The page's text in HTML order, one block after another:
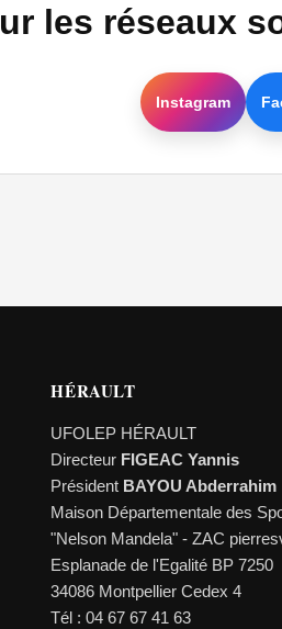
les réseaux
Instagram
HÉRAULT
UFOLEP HÉRAULT
Directeur FIGEAC Yannis
Président BAYOU Abderrahim
Maison Départementale des
"Nelson Mandela" - ZAC
Esplanade de l'Egalité BP 7250
34086 Montpellier Cedex 4
Tél : 04 67 67 41 63